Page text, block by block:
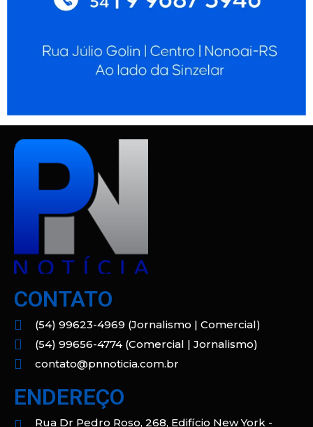
CONTATO
(54) 99623-4969 (Jornalismo | Comercial)
(54) 99656-4774 (Comercial | Jornalismo)
contato@pnnoticia.com.br
ENDEREÇO
Rua Dr Pedro Roso, 268, Edifício New York -